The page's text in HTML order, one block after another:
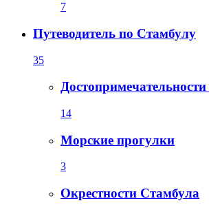
7
Путеводитель по Стамбулу
35
14
Морские прогулки
3
Окрестности Стамбула